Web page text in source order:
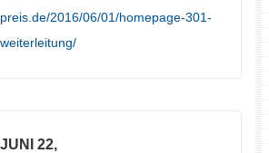
preis.de/2016/06/01/homepage-301-
weiterleitung/
JUNI 22,